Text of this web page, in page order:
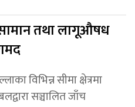
तथा लागूऔषध
विभिन्न सीमा क्षेत्रमा
सञ्चालित जाँच